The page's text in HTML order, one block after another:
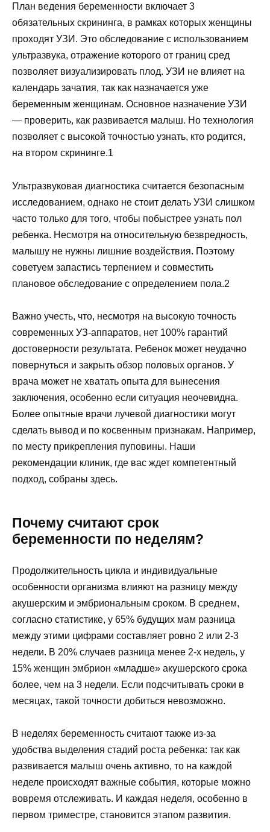
План ведения беременности включает 3
обязательных скрининга, в рамках которых женщины
проходят УЗИ. Это обследование с использованием
ультразвука, отражение которого от границ сред
позволяет визуализировать плод. УЗИ не влияет на
календарь зачатия, так как назначается уже
беременным женщинам. Основное назначение УЗИ
— проверить, как развивается малыш. Но технология
позволяет с высокой точностью узнать, кто родится,
на втором скрининге.1
Ультразвуковая диагностика считается безопасным
исследованием, однако не стоит делать УЗИ слишком
часто только для того, чтобы побыстрее узнать пол
ребенка. Несмотря на относительную безвредность,
малышу не нужны лишние воздействия. Поэтому
советуем запастись терпением и совместить
плановое обследование с определением пола.2
Важно учесть, что, несмотря на высокую точность
современных УЗ-аппаратов, нет 100% гарантий
достоверности результата. Ребенок может неудачно
повернуться и закрыть обзор половых органов. У
врача может не хватать опыта для вынесения
заключения, особенно если ситуация неочевидна.
Более опытные врачи лучевой диагностики могут
сделать вывод и по косвенным признакам. Например,
по месту прикрепления пуповины. Наши
рекомендации клиник, где вас ждет компетентный
подход, собраны здесь.
Почему считают срок
беременности по неделям?
Продолжительность цикла и индивидуальные
особенности организма влияют на разницу между
акушерским и эмбриональным сроком. В среднем,
согласно статистике, у 65% будущих мам разница
между этими цифрами составляет ровно 2 или 2-3
недели. В 20% случаев разница менее 2-х недель, у
15% женщин эмбрион «младше» акушерского срока
более, чем на 3 недели. Если подсчитывать сроки в
месяцах, такой точности добиться невозможно.
В неделях беременность считают также из-за
удобства выделения стадий роста ребенка: так как
развивается малыш очень активно, то на каждой
неделе происходят важные события, которые можно
вовремя отслеживать. И каждая неделя, особенно в
первом триместре, становится этапом развития.